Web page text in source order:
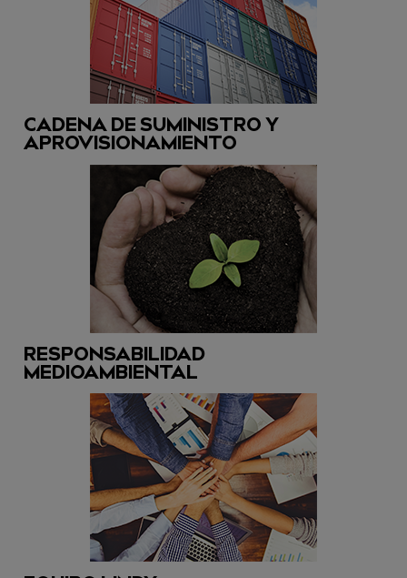
CADENA DE SUMINISTRO Y
APROVISIONAMIENTO
RESPONSABILIDAD
MEDIOAMBIENTAL